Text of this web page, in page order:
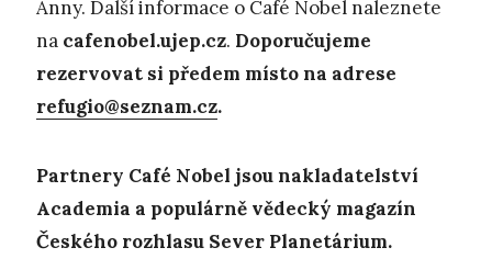
Anny. Další informace o Café Nobel naleznete
na cafenobel.ujep.cz. Doporučujeme
rezervovat si předem místo na adrese
refugio@seznam.cz.
Partnery Café Nobel jsou nakladatelství
Academia a populárně vědecký magazín
Českého rozhlasu Sever Planetárium.